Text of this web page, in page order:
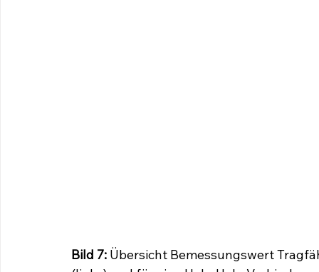
Bild 7: Übersicht Bemessungswert